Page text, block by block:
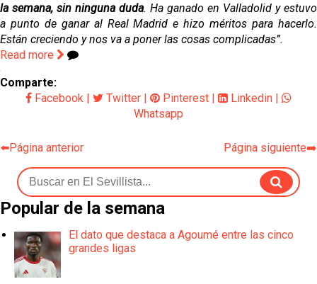
la semana, sin ninguna duda. Ha ganado en Valladolid y estuvo
a punto de ganar al Real Madrid e hizo méritos para hacerlo.
Están creciendo y nos va a poner las cosas complicadas”.
Read more
Comparte:
Facebook | Twitter | Pinterest | Linkedin |
Whatsapp
⬅️Página anterior Página siguiente➡️
Popular de la semana
El dato que destaca a Agoumé entre las cinco
grandes ligas